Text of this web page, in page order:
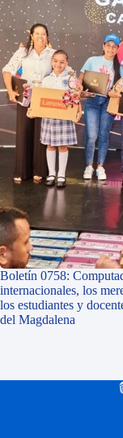
Boletín 0758:
internacionales, los
los estudiantes y
del Magdalena